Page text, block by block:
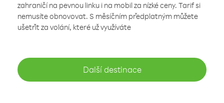
zahraničí na pevnou linku i na mobil za nízké ceny. Tarif si
nemusíte obnovovat. S měsíčním předplatným můžete
ušetřit za volání, které už využíváte
Další destinace